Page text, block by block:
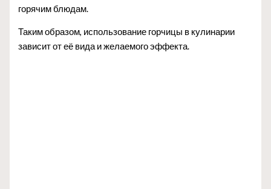
горячим блюдам.
Таким образом, использование горчицы в кулинарии
зависит от её вида и желаемого эффекта.